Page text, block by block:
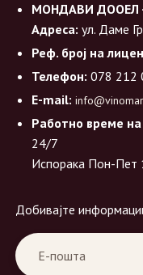
МОНДАВИ ДООЕЛ
Адреса: ул. Даме
Реф. број на
Телефон: 078 212
E-mail:
Работно време
24/7
Испорака Пон-Пет
Добивајте